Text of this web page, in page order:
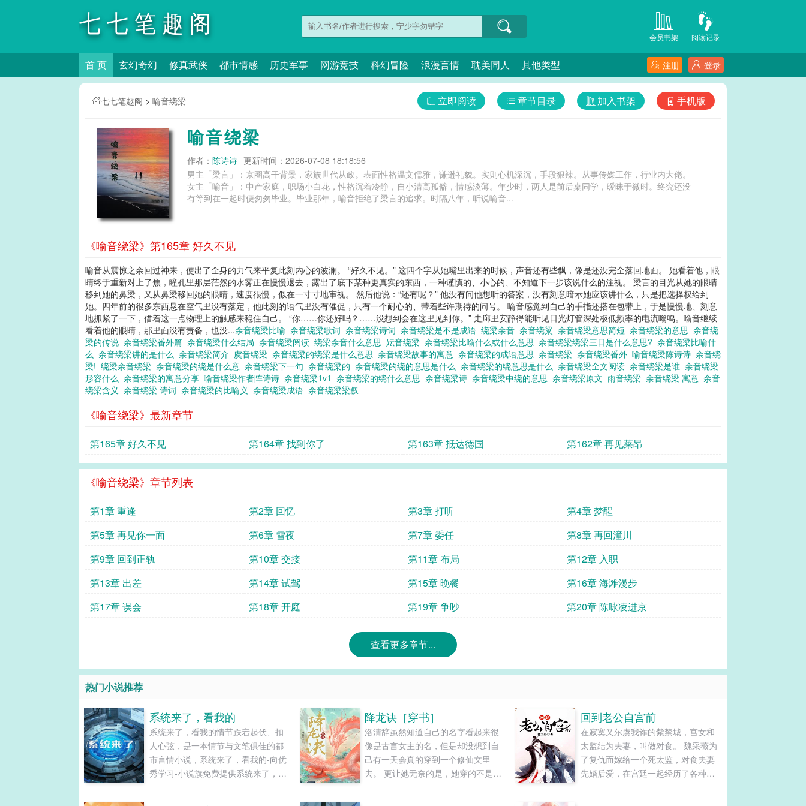
七七笔趣阁 阅读记录
会员书架
首 页 玄幻奇幻 修真武侠 都市情感 历史军事 网游竞技 科幻冒险 浪漫言情 耽美同人 其他类型 登录
注册
七七笔趣阁 > 喻音绕梁 手机版
加入书架
章节目录
立即阅读
喻音绕梁
作者： 陈诗诗 更新时间：2026-07-08 18:18:56
男主「梁言」：京圈高干背景，家族世代从政。表面性格温文儒雅，谦逊礼貌。实则心机深沉，手段狠辣。从事传媒工作，行业内大佬。
女主「喻音」：中产家庭，职场小白花，性格沉着冷静，自小清高孤僻，情感淡薄。年少时，两人是前后桌同学，暧昧于微时。终究还没
有等到在一起时便匆匆毕业。毕业那年，喻音拒绝了梁言的追求。时隔八年，听说喻音...
《喻音绕梁》第165章 好久不见
喻音从震惊之余回过神来，使出了全身的力气来平复此刻内心的波澜。 “好久不见。” 这四个字从她嘴里出来的时候，声音还有些飘，像是还没完全落回地面。 她看着他，眼
睛终于重新对上了焦，瞳孔里那层茫然的水雾正在慢慢退去，露出了底下某种更真实的东西，一种谨慎的、小心的、不知道下一步该说什么的注视。 梁言的目光从她的眼睛
移到她的鼻梁，又从鼻梁移回她的眼睛，速度很慢，似在一寸寸地审视。 然后他说：“还有呢？” 他没有问他想听的答案，没有刻意暗示她应该讲什么，只是把选择权给到
她。四年前的很多东西悬在空气里没有落定，他此刻的语气里没有催促，只有一个耐心的、带着些许期待的问号。 喻音感觉到自己的手指还搭在包带上，于是慢慢地、刻意
地抓紧了一下，借着这一点物理上的触感来稳住自己。 “你……你还好吗？……没想到会在这里见到你。” 走廊里安静得能听见日光灯管深处极低频率的电流嗡鸣。喻音继续
看着他的眼睛，那里面没有责备，也没...余音绕梁比喻 余音绕梁歌词 余音绕梁诗词 余音绕梁是不是成语 绕梁余音 余音绕粱 余音绕梁意思简短 余音绕梁的意思 余音绕
梁的传说 余音绕梁番外篇 余音绕梁什么结局 余音绕梁阅读 绕梁余音什么意思 妘音绕梁 余音绕梁比喻什么或什么意思 余音绕梁绕梁三日是什么意思? 余音绕梁比喻什
么 余音绕梁讲的是什么 余音绕梁简介 虞音绕梁 余音绕梁的绕梁是什么意思 余音绕梁故事的寓意 余音绕梁的成语意思 余音绕梁 余音绕梁番外 喻音绕梁陈诗诗 余音绕
梁! 绕梁余音绕梁 余音绕梁的绕是什么意 余音绕梁下一句 余音绕梁的 余音绕梁的绕的意思是什么 余音绕梁的绕意思是什么 余音绕梁全文阅读 余音绕梁是谁 余音绕梁
形容什么 余音绕梁的寓意分享 喻音绕梁作者阵诗诗 余音绕梁1v1 余音绕梁的绕什么意思 余音绕梁诗 余音绕梁中绕的意思 余音绕梁原文 雨音绕梁 余音绕梁 寓意 余音
绕梁含义 余音绕梁 诗词 余音绕梁的比喻义 余音绕梁成语 余音绕梁梁叙
《喻音绕梁》最新章节
第165章 好久不见 第164章 找到你了 第163章 抵达德国 第162章 再见莱昂
《喻音绕梁》章节列表
第1章 重逢 第2章 回忆 第3章 打听
第4章 梦醒
第5章 再见你一面
第6章 雪夜 第7章 委任
第8章 再回潼川
第9章 回到正轨
第10章 交接 第11章 布局
第12章 入职
第13章 出差
第14章 试驾 第15章 晚餐
第16章 海滩漫步
第17章 误会
第18章 开庭 第19章 争吵 第20章 陈咏凌进京
查看更多章节...
热门小说推荐
系统来了，看我的
系统来了，看我的情节跌宕起伏、扣
人心弦，是一本情节与文笔俱佳的都
市言情小说，系统来了，看我的-向优
秀学习-小说旗免费提供系统来了，看
降龙诀［穿书］
洛清辞虽然知道自己的名字看起来很
像是古言女主的名，但是却没想到自
己有一天会真的穿到一个修仙文里
去。 更让她无奈的是，她穿的不是女
回到老公自宫前
在寂寞又尔虞我诈的紫禁城，宫女和
太监结为夫妻，叫做对食。 魏采薇为
了复仇而嫁给一个死太监，对食夫妻
先婚后爱，在宫廷一起经历了各种风